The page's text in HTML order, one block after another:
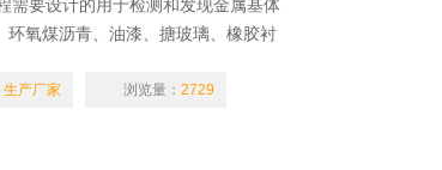
需要设计的用于检测和发现金属基体
环氧煤沥青、油漆、搪玻璃、橡胶衬
生产厂家 浏览量： 2729